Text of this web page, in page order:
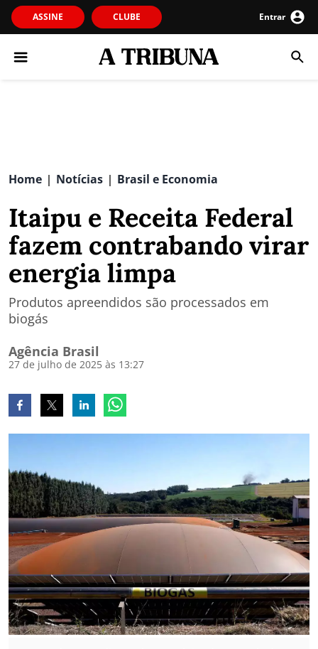
ASSINE CLUBE Entrar
Home | Notícias | Brasil e Economia
Itaipu e Receita Federal
fazem contrabando virar
energia limpa
Produtos apreendidos são processados em
biogás
Agência Brasil
27 de julho de 2025 às 13:27